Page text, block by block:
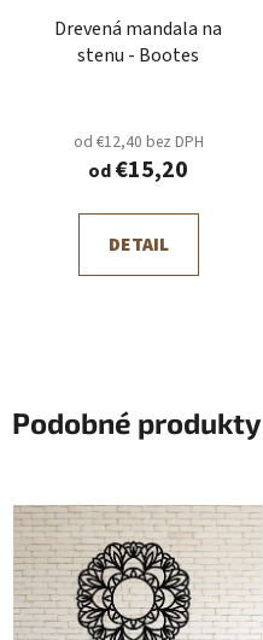
Drevená mandala na
stenu - Bootes
od €12,40 bez DPH
od€15,20
DETAIL
Podobné produkty